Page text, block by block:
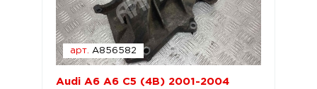
арт. A856582
Audi A6 A6 C5 (4B) 2001-2004